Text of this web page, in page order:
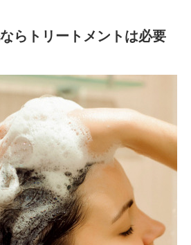
らトリートメントは必要